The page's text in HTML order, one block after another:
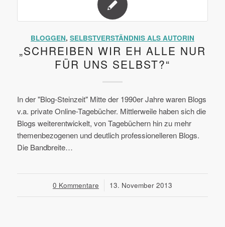
BLOGGEN, SELBSTVERSTÄNDNIS ALS AUTORIN
„SCHREIBEN WIR EH ALLE NUR
FÜR UNS SELBST?“
In der "Blog-Steinzeit" Mitte der 1990er Jahre waren Blogs
v.a. private Online-Tagebücher. Mittlerweile haben sich die
Blogs weiterentwickelt, von Tagebüchern hin zu mehr
themenbezogenen und deutlich professionelleren Blogs.
Die Bandbreite…
0 Kommentare
/ 13. November 2013